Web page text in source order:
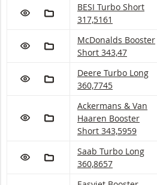
VOEG TOE AAN WATCHLIST
AAN PORTFOLIOBESI Turbo met ISIN
BESI Turbo Short
317,5161
VOEG TOE AAN WATCHLIST
AAN PORTFOLIOMcDonalds Booster
McDonalds Booster
Short 343,47
VOEG TOE AAN WATCHLIST
AAN PORTFOLIODeere Turbo met
Deere Turbo Long
360,7745
VOEG TOE AAN WATCHLIST
AAN PORTFOLIO
Ackermans & Van
Ackermans & Van
Haaren Booster
Short 343,5959
VOEG TOE AAN WATCHLIST
AAN PORTFOLIOSaab Turbo met
Saab Turbo Long
360,8657